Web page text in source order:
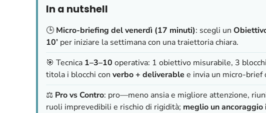
In a nutshell
🕒 Micro-briefing del venerdì (17 minuti): scegli un
10’ per iniziare la settimana con una traiettoria chiara.
🎯 Tecnica 1–3–10 operativa: 1 obiettivo misurabile, 3
titola i blocchi con verbo + deliverable e invia un micro-brief
⚖️ Pro vs Contro: pro—meno ansia e migliore attenzione,
ruoli imprevedibili e rischio di rigidità; meglio un